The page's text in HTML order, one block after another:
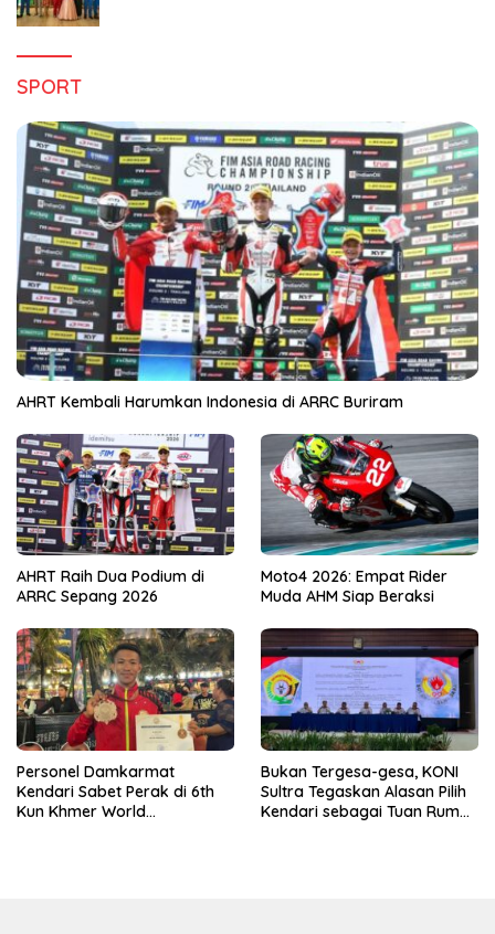
SPORT
AHRT Kembali Harumkan Indonesia di ARRC Buriram
AHRT Raih Dua Podium di
ARRC Sepang 2026
Moto4 2026: Empat Rider
Muda AHM Siap Beraksi
Personel Damkarmat
Kendari Sabet Perak di 6th
Kun Khmer World
Bukan Tergesa-gesa, KONI
Sultra Tegaskan Alasan Pilih
Kendari sebagai Tuan Rumah